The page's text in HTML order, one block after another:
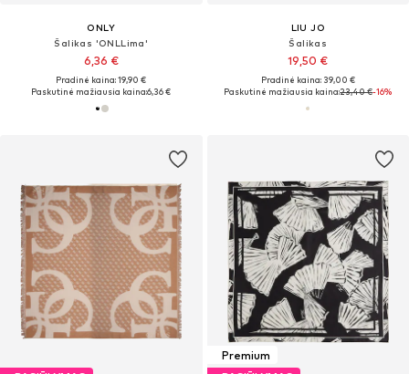
ONLY
Šalikas 'ONLLima'
6,36 €
Pradinė kaina: 19,90 €
Paskutinė mažiausia kaina:6,36 €
LIU JO
Šalikas
19,50 €
Pradinė kaina: 39,00 €
Paskutinė mažiausia kaina:23,40 €-16%
Premium